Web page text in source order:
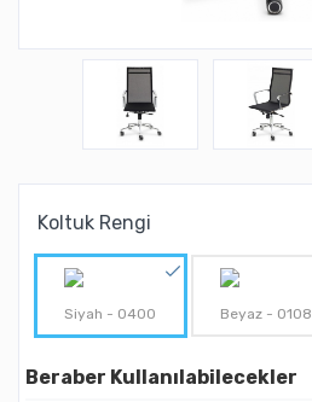
Koltuk Rengi
Siyah - 0400 Beyaz - 0108
Beraber Kullanılabilecekler